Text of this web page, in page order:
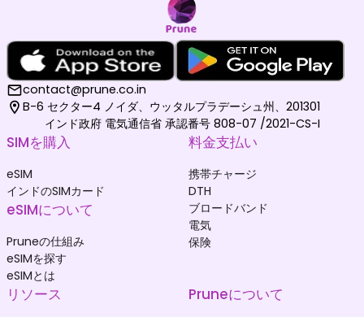
contact@prune.co.in
B-6 セクター4 ノイダ、ウッタルプラデーシュ州、201301
インド政府 電気通信省 承認番号 808-07 /2021-CS-I
SIMを購入
eSIM
インドのSIMカード
eSIMについて
Pruneの仕組み
eSIMを探す
eSIMとは
料金支払い
携帯チャージ
DTH
ブロードバンド
電気
保険
リソース Pruneについて